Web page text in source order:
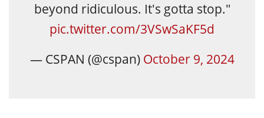
beyond ridiculous. It's gotta stop."
pic.twitter.com/3VSwSaKF5d
— CSPAN (@cspan) October 9, 2024